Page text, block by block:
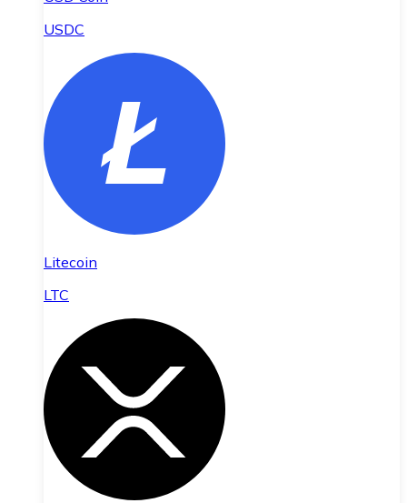
USDC
Litecoin
LTC